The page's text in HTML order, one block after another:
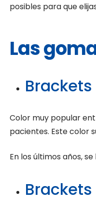
posibles para que
Las
Color muy popular
pacientes. Este color
En los últimos años,